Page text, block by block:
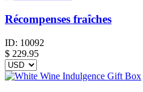
Récompenses fraîches
ID: 10092
$ 229.95